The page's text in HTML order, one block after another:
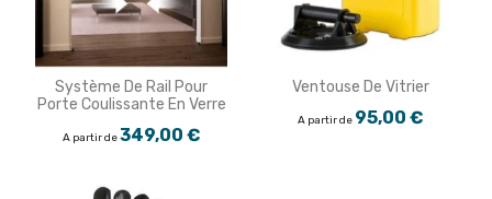
Système De Rail Pour
Porte Coulissante En Verre
A partir de349,00 €
Ventouse De Vitrier
A partir de 95,00 €